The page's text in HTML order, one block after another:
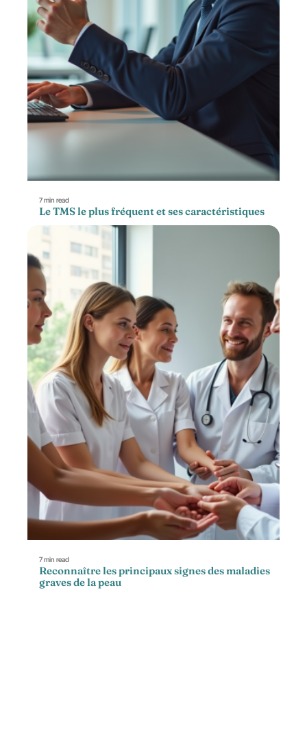
7 min read
Le TMS le plus fréquent et ses caractéristiques
7 min read
Reconnaître les principaux signes des maladies
graves de la peau